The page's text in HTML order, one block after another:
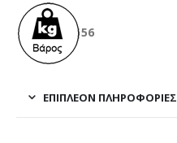
56
ΕΠΙΠΛΈΟΝ ΠΛΗΡΟΦΟΡΊΕΣ